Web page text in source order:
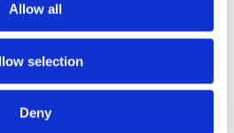
Allow all
selection
Deny
Dynamic Advertising
Digital Mirror Augmentation